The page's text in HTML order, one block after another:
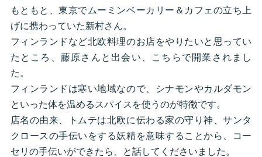
もともと、東京でムーミンベーカリー＆カフェの立ち上
げに携わっていた新村さん。
フィンランドなど北欧料理のお店をやりたいと思ってい
たところ、藤原さんと出会い、こちらで開業されまし
た。
フィンランドは寒い地域なので、シナモンやカルダモン
といった体を温めるスパイスを使うのが特徴です。
店名の由来、トムテは北欧に伝わる家の守り神、サンタ
クロースの手伝いをする妖精を意味することから、コー
セリの手伝いができたら、と話してくださいました。